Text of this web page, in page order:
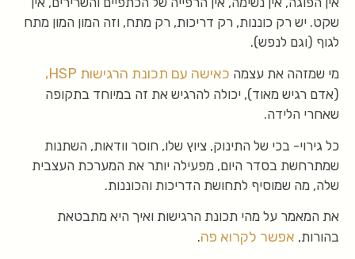
שקט. יש רק כוננות, רק דריכות, רק מתח, וזה המון המון מתח
לגוף (וגם לנפש).
מי שמזהה את עצמה כאישה עם תכונת הרגישות HSP,
(אדם רגיש מאוד), יכולה להרגיש את זה במיוחד בתקופה
שאחרי הלידה.
כל גירוי- בכי של התינוק, ציוץ שלו, חוסר וודאות, השתנות
שמתרחשת בסדר היום, מפעילה יותר את המערכת העצבית
שלה, מה שמוסיף לתחושת הדריכות והכוננות.
את המאמר על מהי תכונת הרגישות ואיך היא מתבטאת
בהורות, אפשר לקרוא פה.